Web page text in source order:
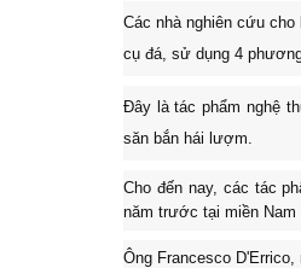
Các nhà nghiên cứu
cụ đá, sử dụng 4
Đây là tác phẩm nghệ
săn bắn hái lượm.
Cho đến nay, các tác
năm trước tại miền
Ông Francesco